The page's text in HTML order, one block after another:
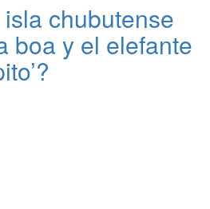
chubutense
boa y el elefante